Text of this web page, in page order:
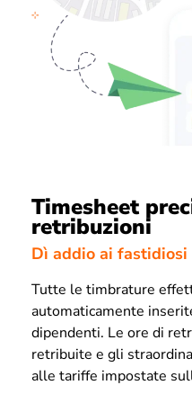
Timesheet
retribuzioni
Dì addio ai
Tutte le timbrature
automaticamente
dipendenti. Le ore di
retribuite e gli
alle tariffe impostate